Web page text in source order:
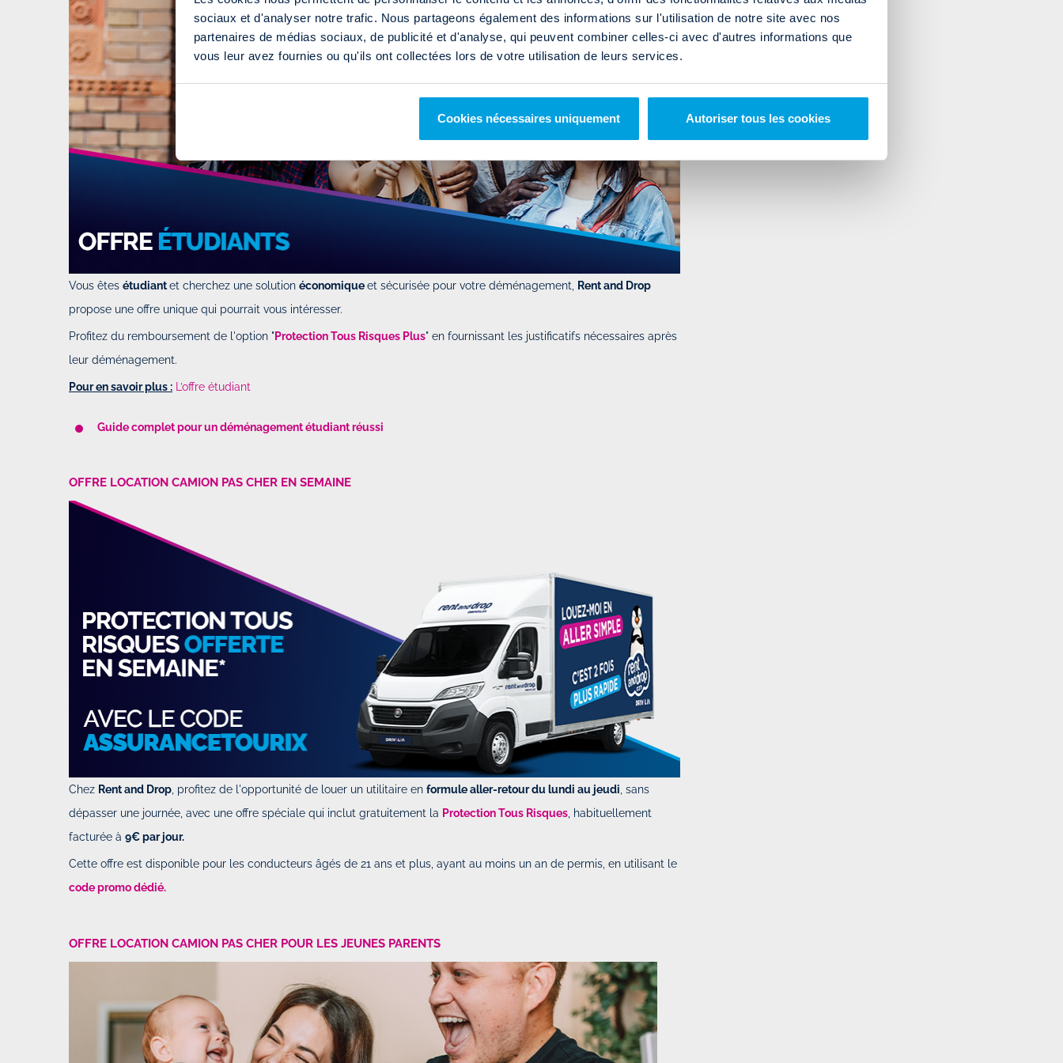
sociaux et d'analyser notre trafic. Nous partageons également des informations sur l'utilisation de notre site avec nos
partenaires de médias sociaux, de publicité et d'analyse, qui peuvent combiner celles-ci avec d'autres informations que
vous leur avez fournies ou qu'ils ont collectées lors de votre utilisation de leurs services.
Cookies nécessaires uniquement Autoriser tous les cookies
Vous êtes étudiantet cherchez une solution économiqueet sécurisée pour votre déménagement,
Rent and Drop
propose une offre unique qui pourrait vous intéresser.
Profitez du remboursement de l'option "Protection Tous Risques Plus" en fournissant les justificatifs nécessaires après
leur déménagement.
Pour en savoir plus : L’offre étudiant
Guide complet pour un déménagement étudiant réussi
OFFRE LOCATION CAMION PAS CHER EN SEMAINE
Chez Rent and Drop , profitez de l'opportunité de louer un utilitaire en formule aller-retour du lundi au jeudi , sans
dépasser une journée, avec une offre spéciale qui inclut gratuitement la Protection Tous Risques , habituellement
facturée à 9€ par jour.
Cette offre est disponible pour les conducteurs âgés de 21 ans et plus, ayant au moins un an de permis, en utilisant le
code promo dédié.
OFFRE LOCATION CAMION PAS CHER POUR LES JEUNES PARENTS